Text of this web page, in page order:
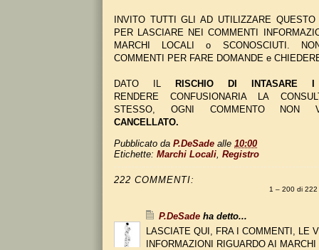
INVITO TUTTI GLI AD UTILIZZARE
PER LASCIARE NEI COMMENTI
MARCHI LOCALI o SCONOSCIUTI.
COMMENTI PER FARE DOMANDE e
DATO IL RISCHIO DI INTASARE I
RENDERE CONFUSIONARIA LA
STESSO, OGNI COMMENTO NON
CANCELLATO.
Pubblicato da P.DeSade alle 10:00
Etichette: Marchi Locali Registro
222 COMMENTI:
1 – 200 di
P.DeSade ha detto...
LASCIATE QUI, FRA I COMMENTI, LE
INFORMAZIONI RIGUARDO AI